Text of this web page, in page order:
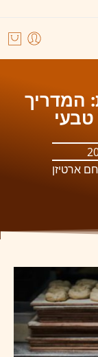
המדריך
ארטיזן